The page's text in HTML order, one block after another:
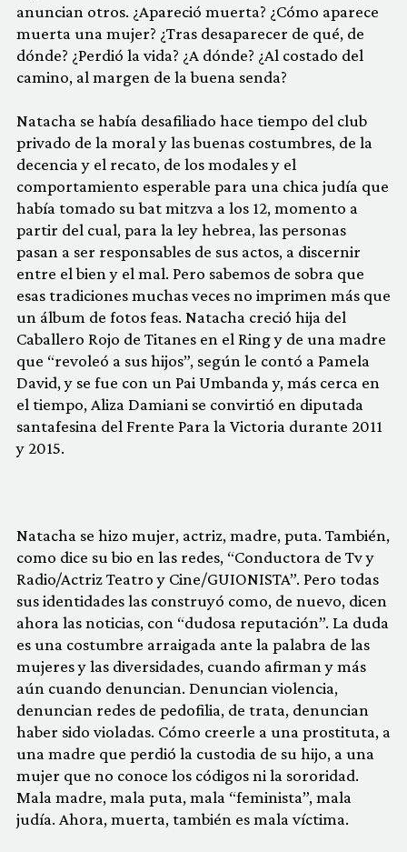
anuncian otros. ¿Apareció muerta? ¿Cómo aparece
muerta una mujer? ¿Tras desaparecer de qué, de
dónde? ¿Perdió la vida? ¿A dónde? ¿Al costado del
camino, al margen de la buena senda?
Natacha se había desafiliado hace tiempo del club
privado de la moral y las buenas costumbres, de la
decencia y el recato, de los modales y el
comportamiento esperable para una chica judía que
había tomado su bat mitzva a los 12, momento a
partir del cual, para la ley hebrea, las personas
pasan a ser responsables de sus actos, a discernir
entre el bien y el mal. Pero sabemos de sobra que
esas tradiciones muchas veces no imprimen más que
un álbum de fotos feas. Natacha creció hija del
Caballero Rojo de Titanes en el Ring y de una madre
que “revoleó a sus hijos”, según le contó a Pamela
David, y se fue con un Pai Umbanda y, más cerca en
el tiempo, Aliza Damiani se convirtió en diputada
santafesina del Frente Para la Victoria durante 2011
y 2015.
Natacha se hizo mujer, actriz, madre, puta. También,
como dice su bio en las redes, “Conductora de Tv y
Radio/Actriz Teatro y Cine/GUIONISTA”. Pero todas
sus identidades las construyó como, de nuevo, dicen
ahora las noticias, con “dudosa reputación”. La duda
es una costumbre arraigada ante la palabra de las
mujeres y las diversidades, cuando afirman y más
aún cuando denuncian. Denuncian violencia,
denuncian redes de pedofilia, de trata, denuncian
haber sido violadas. Cómo creerle a una prostituta, a
una madre que perdió la custodia de su hijo, a una
mujer que no conoce los códigos ni la sororidad.
Mala madre, mala puta, mala “feminista”, mala
judía. Ahora, muerta, también es mala víctima.